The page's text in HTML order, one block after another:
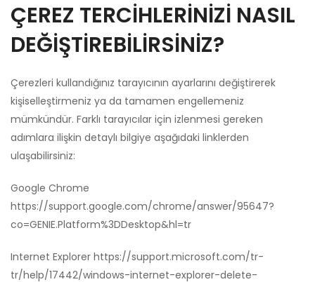
ÇEREZ TERCİHLERİNİZİ NASIL
DEĞİŞTİREBİLİRSİNİZ?
Çerezleri kullandığınız tarayıcının ayarlarını değiştirerek
kişiselleştirmeniz ya da tamamen engellemeniz
mümkündür. Farklı tarayıcılar için izlenmesi gereken
adımlara ilişkin detaylı bilgiye aşağıdaki linklerden
ulaşabilirsiniz:
Google Chrome
https://support.google.com/chrome/answer/95647?
co=GENIE.Platform%3DDesktop&hl=tr
Internet Explorer https://support.microsoft.com/tr-
tr/help/17442/windows-internet-explorer-delete-